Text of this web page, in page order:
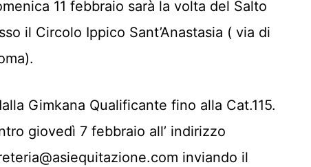
11 febbraio sarà la volta del Salto
il Circolo Ippico Sant’Anastasia ( via di
Gimkana Qualificante fino alla Cat.115.
giovedì 7 febbraio all’ indirizzo
inviando il